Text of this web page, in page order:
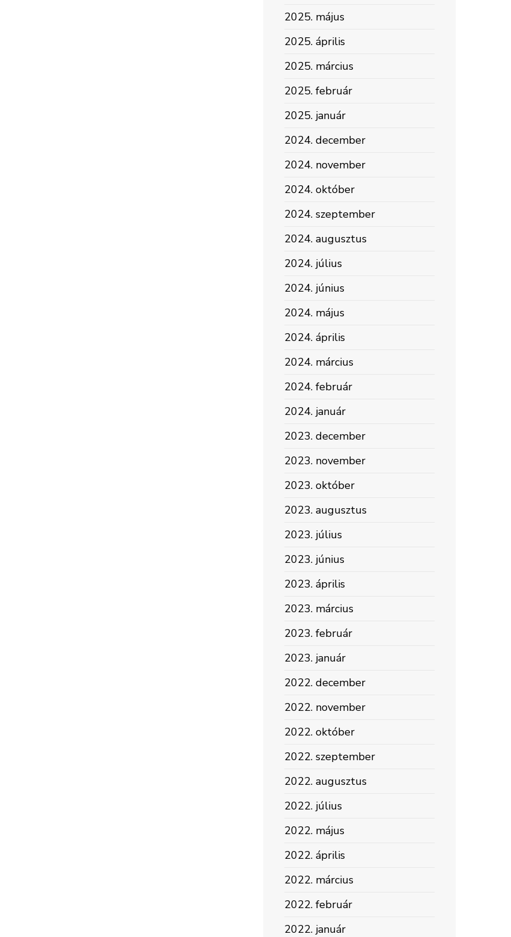
2025. május
2025. április
2025. március
2025. február
2025. január
2024. december
2024. november
2024. október
2024. szeptember
2024. augusztus
2024. július
2024. június
2024. május
2024. április
2024. március
2024. február
2024. január
2023. december
2023. november
2023. október
2023. augusztus
2023. július
2023. június
2023. április
2023. március
2023. február
2023. január
2022. december
2022. november
2022. október
2022. szeptember
2022. augusztus
2022. július
2022. május
2022. április
2022. március
2022. február
2022. január